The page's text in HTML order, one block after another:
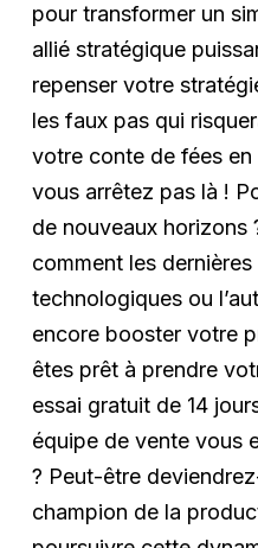
pour transformer un
allié stratégique
repenser votre
les faux pas qui
votre conte de fées
vous arrêtez pas là !
de nouveaux horizons
comment les
technologiques ou
encore booster votre
êtes prêt à prendre
essai gratuit de 14
équipe de vente vous
? Peut-être
champion de la